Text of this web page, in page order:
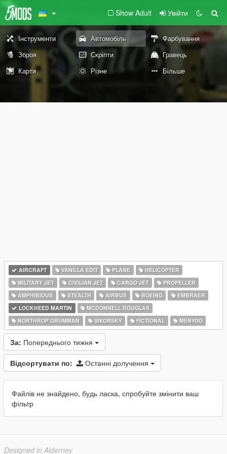
Show Adult Увійти
Інструменти Автомобіль
Фарбування
Зброя
Скріпти
Гравець
Карти
Різне Більше
AIRCRAFT VANILLA EDIT PLANE
HELICOPTER
MILITARY JET
CIVILIAN JET CARGO JET
PROPELLER
AMPHIBIOUS
STEALTH AIRBUS BOEING
EMBRAER
LOCKHEED MARTIN
MCDONNELL DOUGLAS
NORTHROP GRUMMAN
SIKORSKY FICTIONAL MENYOO
За: Попереднього тижня
Відсортувати по: Останні долучення
Файлів не знайдено, будь ласка, спробуйте змінити ваш
фільтр
Designed in Alderney